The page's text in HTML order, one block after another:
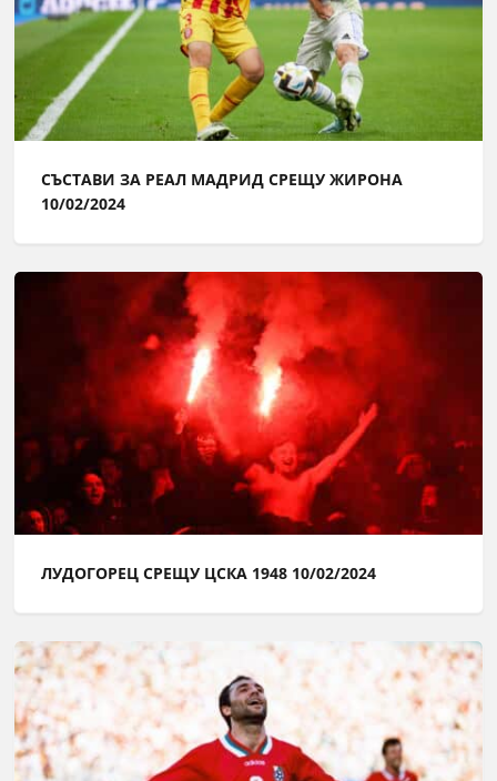
СЪСТАВИ ЗА РЕАЛ МАДРИД СРЕЩУ ЖИРОНА
10/02/2024
ЛУДОГОРЕЦ СРЕЩУ ЦСКА 1948 10/02/2024